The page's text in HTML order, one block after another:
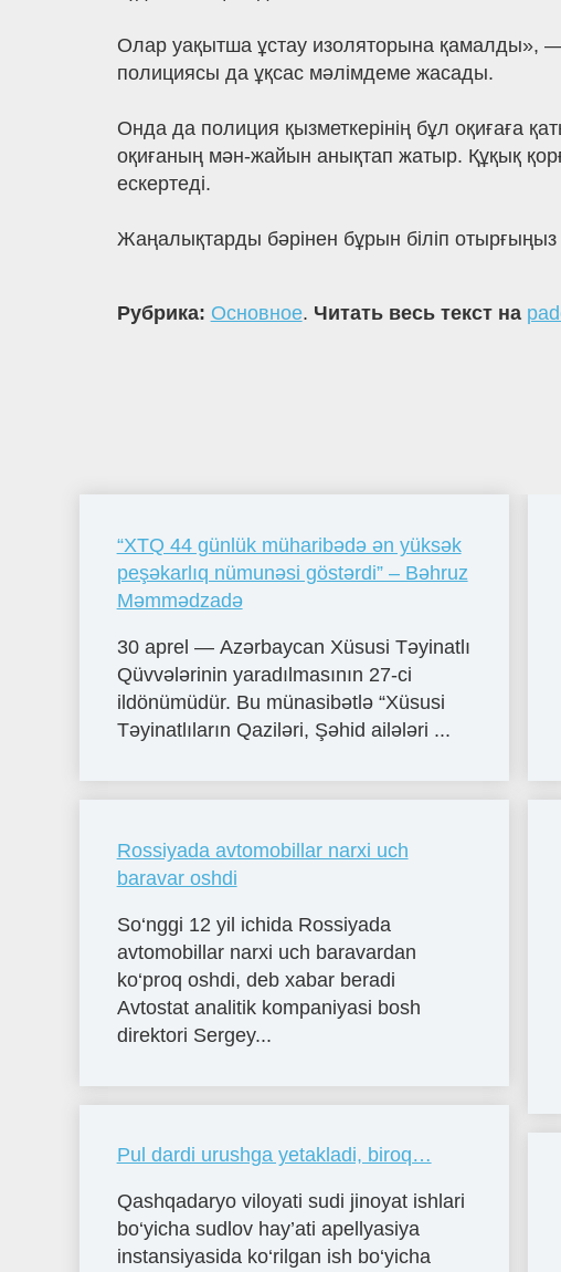
Олар уақытша ұстау изоляторына қамалды»,
полициясы да ұқсас мәлімдеме жасады.
Онда да полиция қызметкерінің бұл оқиғаға
оқиғаның мән-жайын анықтап жатыр. Құқық
ескертеді.
Жаңалықтарды бәрінен бұрын біліп
Рубрика: Основное. Читать весь текст на
“XTQ 44 günlük müharibədə ən yüksək
peşəkarlıq nümunəsi göstərdi” – Bəhruz
Məmmədzadə
30 aprel — Azərbaycan Xüsusi Təyinatlı
Qüvvələrinin yaradılmasının 27-ci
ildönümüdür. Bu münasibətlə “Xüsusi
Təyinatlıların Qaziləri, Şəhid ailələri ...
Rossiyada avtomobillar narxi uch
baravar oshdi
So‘nggi 12 yil ichida Rossiyada
avtomobillar narxi uch baravardan
ko‘proq oshdi, deb xabar beradi
Avtostat analitik kompaniyasi bosh
direktori Sergey...
Pul dardi urushga yetakladi, biroq…
Qashqadaryo viloyati sudi jinoyat ishlari
bo‘yicha sudlov hay’ati apellyasiya
instansiyasida ko‘rilgan ish bo‘yicha